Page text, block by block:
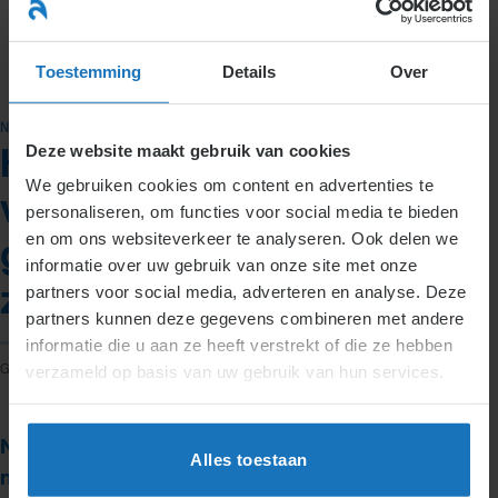
Toestemming Details Over
Deze website maakt gebruik van cookies
We gebruiken cookies om content en advertenties te
personaliseren, om functies voor social media te bieden
en om ons websiteverkeer te analyseren. Ook delen we
informatie over uw gebruik van onze site met onze
partners voor social media, adverteren en analyse. Deze
partners kunnen deze gegevens combineren met andere
informatie die u aan ze heeft verstrekt of die ze hebben
verzameld op basis van uw gebruik van hun services.
Alles toestaan
naar
inhoud
NIEUWS
Heeft betaling ORT over
vakantiedagen grote
gevolgen voor de
zorginstellingen?
GEPLAATST OP7 NOVEMBER 2016 DOORTJITSKE DIJKSTRA
Nieuws over arbeidsrecht | Datum: 7
november 2016 | Auteur: Tjitske Dijkstra